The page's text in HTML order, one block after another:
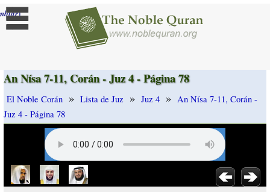
]
An Nísa 7-11, Corán - Juz 4 - Página 78
El Noble Corán » Lista de Juz » Juz 4 » An Nísa 7-11, Corán -
Juz 4 - Página 78